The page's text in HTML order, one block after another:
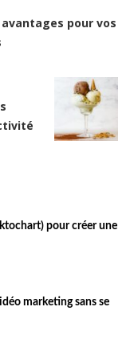
pour vos
pour créer une
marketing sans se